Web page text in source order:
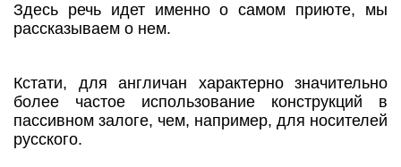
Здесь речь идет именно о самом приюте, мы
рассказываем о нем.
Кстати, для англичан характерно значительно
более частое использование конструкций в
пассивном залоге, чем, например, для носителей
русского.